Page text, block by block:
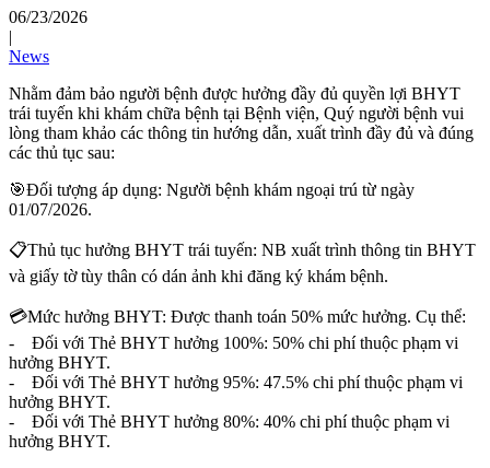
06/23/2026
|
News
Nhằm đảm bảo người bệnh được hưởng đầy đủ quyền lợi BHYT
trái tuyến khi khám chữa bệnh tại Bệnh viện, Quý người bệnh vui
lòng tham khảo các thông tin hướng dẫn, xuất trình đầy đủ và đúng
các thủ tục sau:
🎯Đối tượng áp dụng: Người bệnh khám ngoại trú từ ngày
01/07/2026.
📋Thủ tục hưởng BHYT trái tuyến: NB xuất trình thông tin BHYT
và giấy tờ tùy thân có dán ảnh khi đăng ký khám bệnh.
💳Mức hưởng BHYT: Được thanh toán 50% mức hưởng. Cụ thể:
- Đối với Thẻ BHYT hưởng 100%: 50% chi phí thuộc phạm vi
hưởng BHYT.
- Đối với Thẻ BHYT hưởng 95%: 47.5% chi phí thuộc phạm vi
hưởng BHYT.
- Đối với Thẻ BHYT hưởng 80%: 40% chi phí thuộc phạm vi
hưởng BHYT.